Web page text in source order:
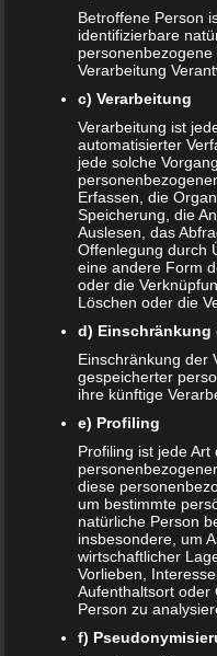
E-Mail-Adresse*
genommen.
Datenschutzerklärung|
Löschanfrage|
Betroffene Person
identifizierbare
Verarbeitung
c) Verarbeitung
Verarbeitung ist
automatisierter
jede solche
Erfassen, die
Speicherung, die
Auslesen, das
Offenlegung durch
eine andere Form
oder die
Löschen oder die
d) Einschränkung
Einschränkung der
gespeicherter
ihre künftige
e) Profiling
Profiling ist jede
diese
um bestimmte
natürliche Person
insbesondere, um
wirtschaftlicher
Vorlieben,
Aufenthaltsort oder
Person zu
f)